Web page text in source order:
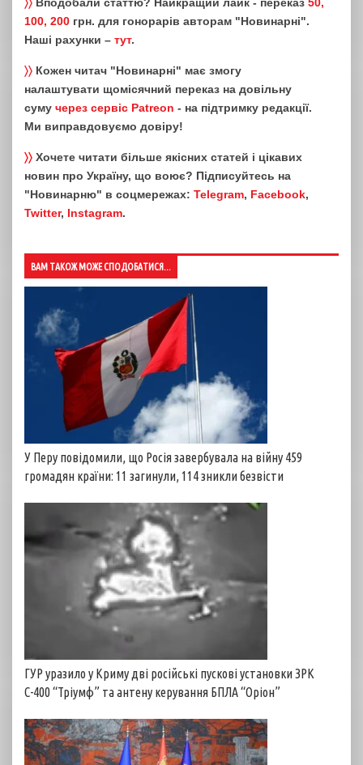
100, 200 грн. для гонорарів авторам "Новинарні".
Наші рахунки – тут.
〉〉 Кожен читач "Новинарні" має змогу
налаштувати щомісячний переказ на довільну
суму через сервіс Patreon - на підтримку редакції.
Ми виправдовуємо довіру!
〉〉 Хочете читати більше якісних статей і цікавих
новин про Україну, що воює? Підписуйтесь на
"Новинарню" в соцмережах: Telegram, Facebook,
Twitter, Instagram.
ВАМ ТАКОЖ МОЖЕ СПОДОБАТИСЯ...
У Перу повідомили, що Росія завербувала на війну 459
громадян країни: 11 загинули, 114 зникли безвісти
ГУР уразило у Криму дві російські пускові установки ЗРК
С-400 “Тріумф” та антену керування БПЛА “Оріон”